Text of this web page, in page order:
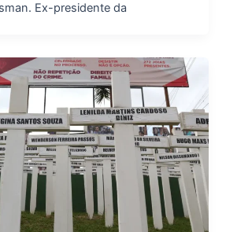
Ex-presidente da